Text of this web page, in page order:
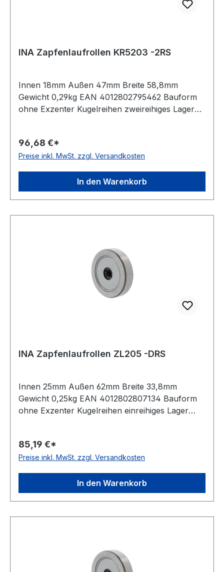
INA Zapfenlaufrollen KR5203 -2RS
Innen 18mm Außen 47mm Breite 58,8mm
Gewicht 0,29kg EAN 4012802795462 Bauform
ohne Exzenter Kugelreihen zweireihiges Lager
+120 °C Dichtung beidseitig Lippendichtung
96,68 €*
Preise inkl. MwSt. zzgl. Versandkosten
In den Warenkorb
INA Zapfenlaufrollen ZL205 -DRS
Innen 25mm Außen 62mm Breite 33,8mm
Gewicht 0,25kg EAN 4012802807134 Bauform
ohne Exzenter Kugelreihen einreihiges Lager
schleifende Dichtung Temperaturbereich -20 bis
+120 °C
85,19 €*
Preise inkl. MwSt. zzgl. Versandkosten
In den Warenkorb